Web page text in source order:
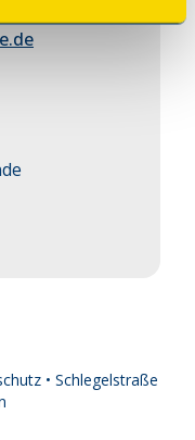
• Schlegelstraße